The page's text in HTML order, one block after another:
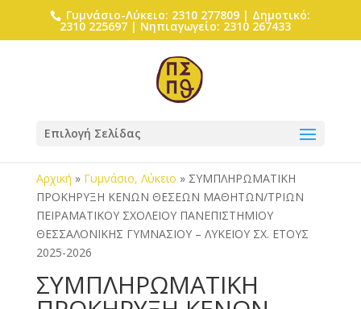
Γυμνάσιο-Λύκειο: 2310 277809 | Δημοτικό:
2310 225697 | Νηπιαγωγείο: 2310 267433
Επιλογή Σελίδας
Αρχική » Γυμνάσιο, Λύκειο » ΣΥΜΠΛΗΡΩΜΑΤΙΚΗ
ΠΡΟΚΗΡΥΞΗ ΚΕΝΩΝ ΘΕΣΕΩΝ ΜΑΘΗΤΩΝ/ΤΡΙΩΝ
ΠΕΙΡΑΜΑΤΙΚΟΥ ΣΧΟΛΕΙΟΥ ΠΑΝΕΠΙΣΤΗΜΙΟΥ
ΘΕΣΣΑΛΟΝΙΚΗΣ ΓΥΜΝΑΣΙΟΥ – ΛΥΚΕΙΟΥ ΣΧ. ΕΤΟΥΣ
2025-2026
ΣΥΜΠΛΗΡΩΜΑΤΙΚΗ